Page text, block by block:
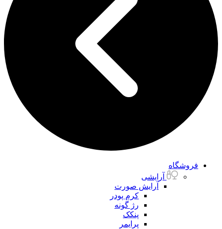
فروشگاه
آرایشی
آرایش صورت
کرم پودر
رژ گونه
پنکک
پرایمر